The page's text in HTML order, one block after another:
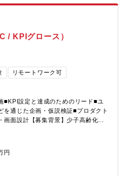
して一眼レフ・ミラーレス用レンズ
監視カメラ用レンズユニット・車
に至るまで幅広く手掛けていま
ディングカンパニーです。世界7カ国
高が7割を超えグローバルに事業を展
れており、車載用カメラ向け製品
130日、加えて年5日間のリフレッ
ワークライフバランスを取りやす
月10時間程度。その結果、平均勤
躍する社員が多数います。
は、単なるマーケティングスキルの
地のハブ」としての信頼資産の構
ジタル変革の型」の習得となりま
（1年後）?スキル面： 当社のデジ
フローを一人で完結でき、
できる状態。?マインド面： 本社の
化や商習慣に合わせて「翻訳」して
目Phase 1: 企業理解・関係構築 1-
知識の習得・本社海外営業部メン
決定プロセスの理解 ・企業理念や製
ーク構築Phase 2: デジタル基礎・型
戦略・ツールの習得・現地（米・
析・データ分析手法の標準化
12ヶ月 ・現地法人向けの小規模デ
折衝 ・パイロット施策のKPI達成
報：・マーケティングチーム所属部
/ KPIグロース）
リモートワーク可
■KPI設定と達成のためのリード■ユ
を通じた企画・仮説検証■プロダクト
画面設計【募集背景】少子高齢化や
ですが、日本では資産運用の成功体
当社はこのような状況を変えるべ
分散」の資産運用を行うロボアドバ
発・運営しています。お客さまの資
円